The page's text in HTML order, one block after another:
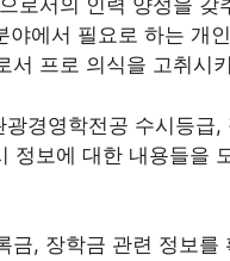
로서의 인력 양성을
에서 필요로 하는 개
서 프로 의식을 고취시
경영학전공 수시등급
정보에 대한 내용들을
금, 장학금 관련 정보